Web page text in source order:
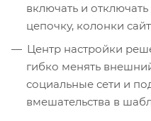
включать и
цепочку, колонки
Центр настройки
гибко менять
социальные сети и
вмешательства в